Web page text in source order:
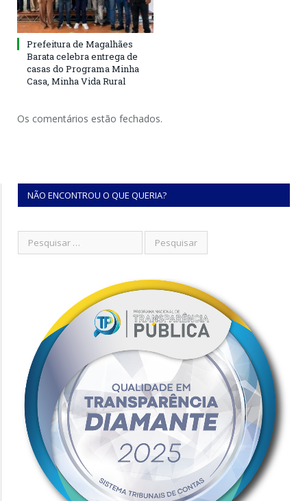
Prefeitura de Magalhães
Barata celebra entrega de
casas do Programa Minha
Casa, Minha Vida Rural
Os comentários estão fechados.
NÃO ENCONTROU O QUE QUERIA?